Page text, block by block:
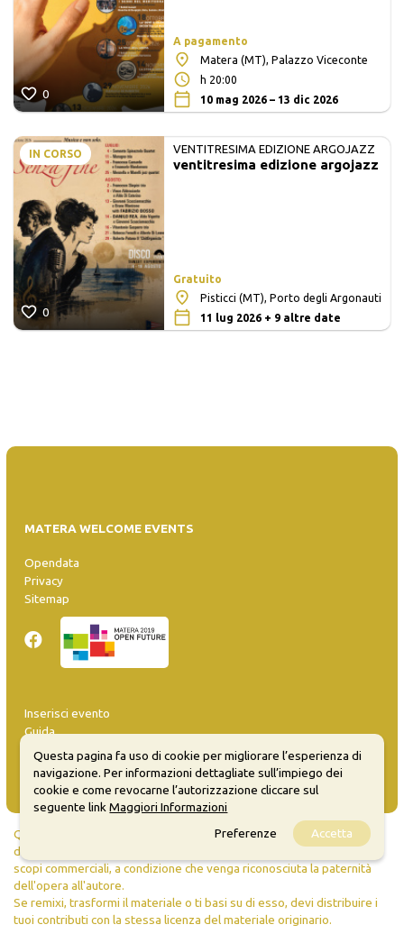
0
A pagamento
Matera (MT), Palazzo Viceconte
h 20:00
10 mag 2026 – 13 dic 2026
IN CORSO
0
VENTITRESIMA EDIZIONE ARGOJAZZ
ventitresima edizione argojazz
Gratuito
Pisticci (MT), Porto degli Argonauti
11 lug 2026 + 9 altre date
MATERA WELCOME EVENTS
Opendata
Privacy
Sitemap
Inserisci evento
Guida
FAQ
info@materaevents.it
Quanto realizzato è sottoposto a licenza CC-BY-SA che permette di
distribuire, modificare, creare opere derivate dall'originale, anche a
scopi commerciali, a condizione che venga riconosciuta la paternità
dell'opera all'autore.
Se remixi, trasformi il materiale o ti basi su di esso, devi distribuire i
tuoi contributi con la stessa licenza del materiale originario.
Questa pagina fa uso di cookie per migliorare l’esperienza di
navigazione. Per informazioni dettagliate sull’impiego dei
cookie e come revocarne l’autorizzazione cliccare sul
seguente linkMaggiori Informazioni
Preferenze
Accetta